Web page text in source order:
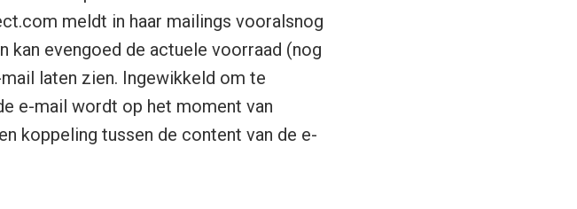
meldt in haar mailings vooralsnog
evengoed de actuele voorraad (nog
laten zien. Ingewikkeld om te
e-mail wordt op het moment van
koppeling tussen de content van de e-